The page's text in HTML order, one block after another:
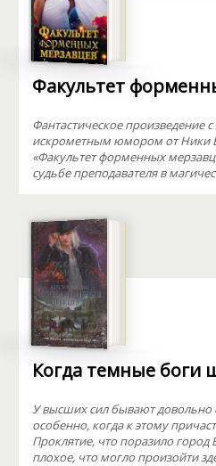
Факультет
Фантастическое произведение
искрометным юмором от Ники
«Факультет форменных
судьбе преподавателя в
Когда темные боги
У высших сил бывают довольно
особенно, когда к этому
Проклятие, что поразило
плохое, что могло произойти